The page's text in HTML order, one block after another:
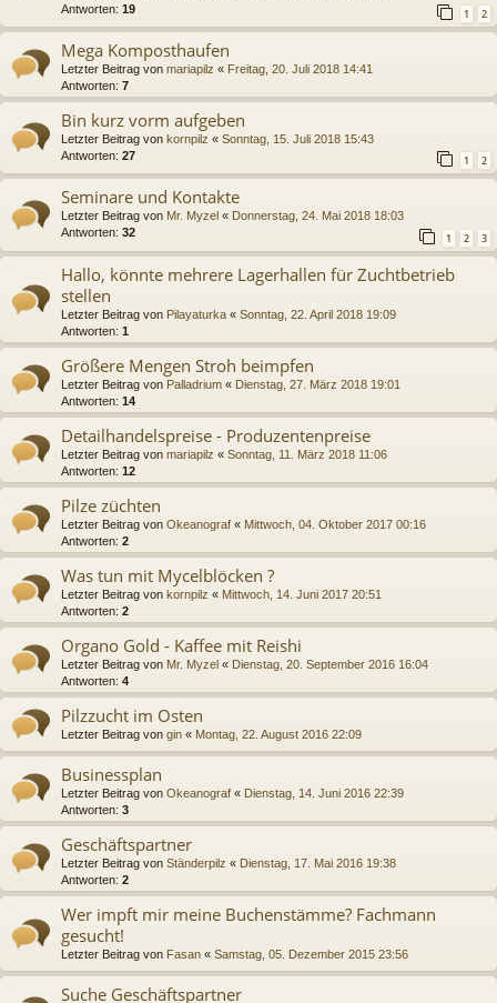
Antworten: 19 1 2
Mega Komposthaufen
Letzter Beitrag von mariapilz « Freitag, 20. Juli 2018 14:41
Antworten: 7
Bin kurz vorm aufgeben
Letzter Beitrag von kornpilz « Sonntag, 15. Juli 2018 15:43
Antworten: 27 1 2
Seminare und Kontakte
Letzter Beitrag von Mr. Myzel « Donnerstag, 24. Mai 2018 18:03
Antworten: 32 1 2 3
Hallo, könnte mehrere Lagerhallen für Zuchtbetrieb
stellen
Letzter Beitrag von Pilayaturka « Sonntag, 22. April 2018 19:09
Antworten: 1
Größere Mengen Stroh beimpfen
Letzter Beitrag von Palladrium « Dienstag, 27. März 2018 19:01
Antworten: 14
Detailhandelspreise - Produzentenpreise
Letzter Beitrag von mariapilz « Sonntag, 11. März 2018 11:06
Antworten: 12
Pilze züchten
Letzter Beitrag von Okeanograf « Mittwoch, 04. Oktober 2017 00:16
Antworten: 2
Was tun mit Mycelblöcken ?
Letzter Beitrag von kornpilz « Mittwoch, 14. Juni 2017 20:51
Antworten: 2
Organo Gold - Kaffee mit Reishi
Letzter Beitrag von Mr. Myzel « Dienstag, 20. September 2016 16:04
Antworten: 4
Pilzzucht im Osten
Letzter Beitrag von gin « Montag, 22. August 2016 22:09
Businessplan
Letzter Beitrag von Okeanograf « Dienstag, 14. Juni 2016 22:39
Antworten: 3
Geschäftspartner
Letzter Beitrag von Ständerpilz « Dienstag, 17. Mai 2016 19:38
Antworten: 2
Wer impft mir meine Buchenstämme? Fachmann
gesucht!
Letzter Beitrag von Fasan « Samstag, 05. Dezember 2015 23:56
Suche Geschäftspartner